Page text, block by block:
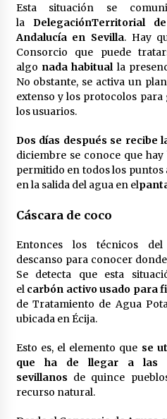
Esta situación se
la DelegaciónTerritorial
Andalucía en Sevilla. Hay
Consorcio que puede
algo nada habitualla
No obstante, se activa un
extenso y los protocolos
los usuarios.
Dos días después se recibe
diciembre se conoce que
permitido en todos los puntos
en la salida del agua en el
Cáscara de coco
Entonces los técnicos
descanso para conocer
Se detecta que esta
el carbón activo usado para
de Tratamiento de Agua
ubicada en Écija.
Esto es, el elemento que se
que ha de llegar a las
sevillanos de quince
recurso natural.